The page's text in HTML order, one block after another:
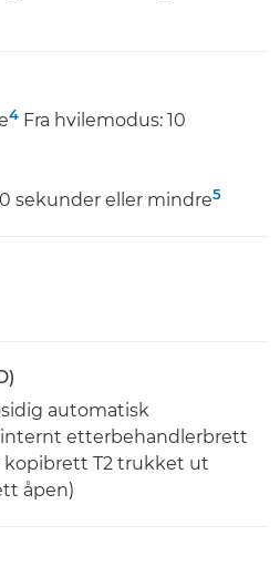
4 Fra hvilemodus: 10
sekunder eller mindre5
automatisk
etterbehandlerbrett
T2 trukket ut
åpen)